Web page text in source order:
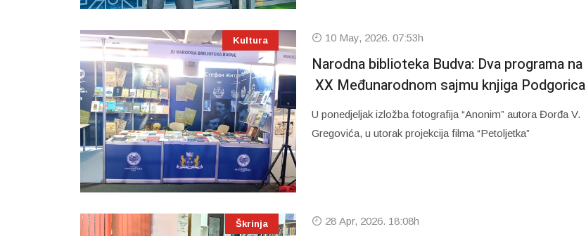
Kultura 10 May, 2026. 07:53h
Narodna biblioteka Budva: Dva programa na
XX Međunarodnom sajmu knjiga Podgorica
U ponedjeljak izložba fotografija “Anonim” autora Đorđa V.
Gregovića, u utorak projekcija filma “Petoljetka”
Škrinja 28 Apr, 2026. 18:08h